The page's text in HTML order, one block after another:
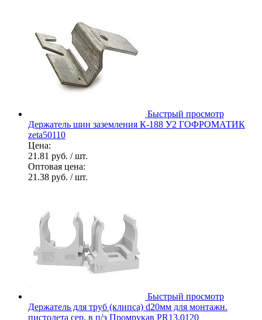
Быстрый просмотр
Держатель шин заземления К-188 У2 ГОФРОМАТИК
zeta50110
Цена:
21.81 руб. / шт.
Оптовая цена:
21.38 руб. / шт.
Быстрый просмотр
Держатель для труб (клипса) d20мм для монтажн.
пистолета сер. в п/э Промрукав PR13.0120